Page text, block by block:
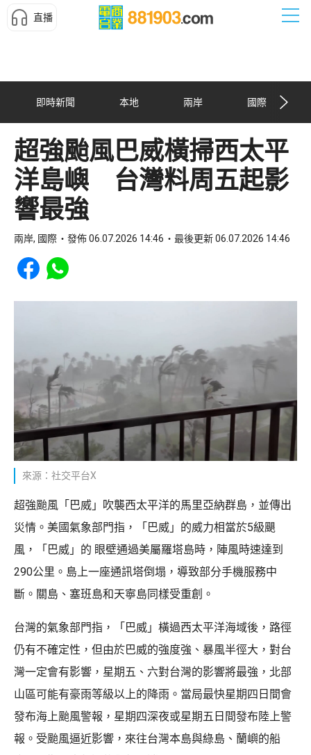
直播
即時新聞 本地 兩岸 國際
超強颱風巴威橫掃西太平
洋島嶼 台灣料周五起影
響最強
兩岸, 國際 發佈 06.07.2026 14:46 最後更新 06.07.2026 14:46
Share to Facebook
Share to WhatsApp
來源：社交平台X
超強颱風「巴威」吹襲西太平洋的馬里亞納群島，並傳出
災情。美國氣象部門指，「巴威」的威力相當於5級颶
風，「巴威」的 眼壁通過美屬羅塔島時，陣風時速達到
290公里。島上一座通訊塔倒塌，導致部分手機服務中
斷。關島、塞班島和天寧島同樣受重創。
台灣的氣象部門指，「巴威」橫過西太平洋海域後，路徑
仍有不確定性，但由於巴威的強度強、暴風半徑大，對台
灣一定會有影響，星期五、六對台灣的影響將最強，北部
山區可能有豪雨等級以上的降雨。當局最快星期四日間會
發布海上颱風警報，星期四深夜或星期五日間發布陸上警
報。受颱風逼近影響，來往台灣本島與綠島、蘭嶼的船